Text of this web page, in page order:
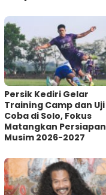
Persik Kediri Gelar
Training Camp dan Uji
Coba di Solo, Fokus
Matangkan Persiapan
Musim 2026-2027